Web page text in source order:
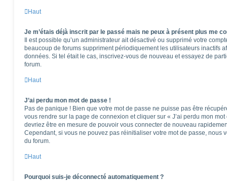
Haut
Je m’étais déjà inscrit par le passé mais ne peux à présent plus me
Il est possible qu’un administrateur ait désactivé ou supprimé votre
beaucoup de forums suppriment périodiquement les utilisateurs inactifs
données. Si tel était le cas, inscrivez-vous de nouveau et essayez de
forum.
Haut
J’ai perdu mon mot de passe !
Pas de panique ! Bien que votre mot de passe ne puisse pas être
vous rendre sur la page de connexion et cliquer sur « J’ai perdu mon
devriez être en mesure de pouvoir vous connecter de nouveau
Cependant, si vous ne pouvez pas réinitialiser votre mot de passe, nous
du forum.
Haut
Pourquoi suis-je déconnecté automatiquement ?